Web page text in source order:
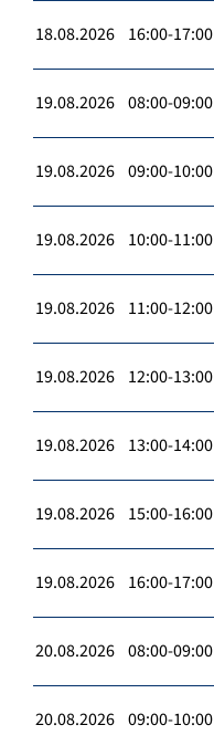
18.08.2026 16:00-17:00
19.08.2026 08:00-09:00
19.08.2026 09:00-10:00
19.08.2026 10:00-11:00
19.08.2026 11:00-12:00
19.08.2026 12:00-13:00
19.08.2026 13:00-14:00
19.08.2026 15:00-16:00
19.08.2026 16:00-17:00
20.08.2026 08:00-09:00
20.08.2026 09:00-10:00